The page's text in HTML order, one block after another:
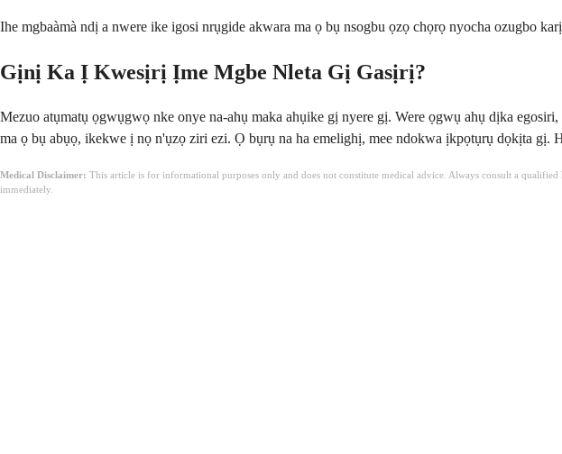
Ihe mgbaàmà ndị a nwere ike igosi nrụgide akwara ma ọ bụ nsogbu ọzọ chọrọ nyocha ozugbo
Gịnị Ka Ị Kwesịrị Ịme Mgbe Nleta Gị Gasịrị?
Mezuo atụmatụ ọgwụgwọ nke onye na-ahụ maka ahụike gị nyere gị. Were ọgwụ ahụ dịka
ma ọ bụ abụọ, ikekwe ị nọ n'ụzọ ziri ezi. Ọ bụrụ na ha emelighị, mee ndokwa ịkpọtụrụ dọkịta gị.
Medical Disclaimer: This article is for informational purposes only and does not constitute medical advice. Always consult a
immediately.